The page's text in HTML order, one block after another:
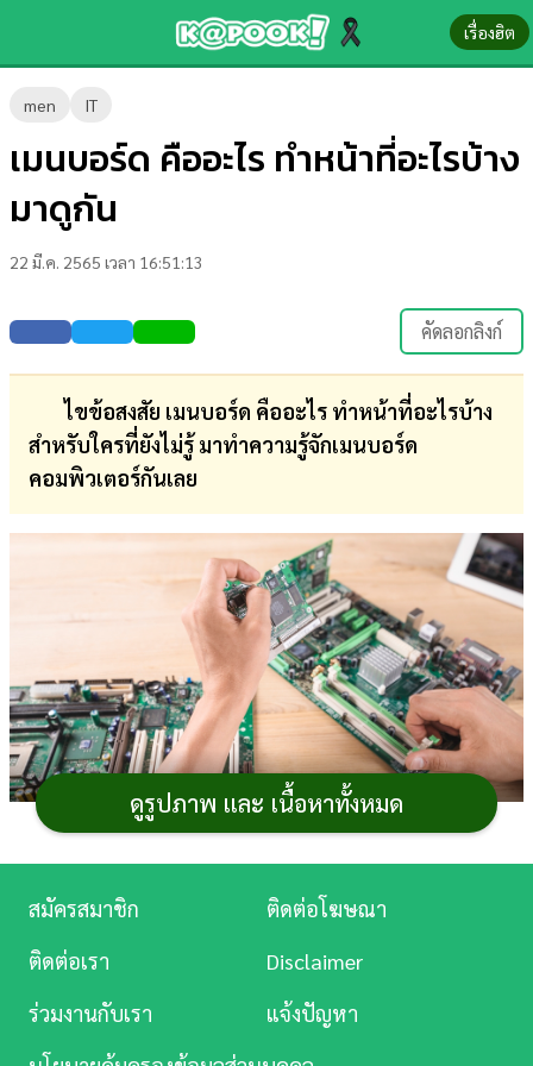
เรื่องฮิต
men IT
เมนบอร์ด คืออะไร ทำหน้าที่อะไรบ้าง
มาดูกัน
22 มี.ค. 2565 เวลา 16:51:13
คัดลอกลิงก์
ไขข้อสงสัย เมนบอร์ด คืออะไร ทำหน้าที่อะไรบ้าง
สำหรับใครที่ยังไม่รู้ มาทำความรู้จักเมนบอร์ด
คอมพิวเตอร์กันเลย
หลายคนอาจจะเคยได้ยินคำว่า “เมนเบอร์ด” อยู่หลาย
ครั้ง โดยเฉพาะในวงการคอมพิวเตอร์ บ้างก็อาจเคยเห็นวาง
อะไรบ้าง ดังนั้นวันนี้เราจะพาไปทำความรู้จักกับสิ่งนี้กัน
บอกเลยว่าไม่ต้องมีความรู้เรื่องคอมพิวเตอร์มาก ก็สามารถ
ทำความเข้าใจได้ไม่ยาก
ดูรูปภาพ และ เนื้อหาทั้งหมด
ข่าว-
ความ
รู้
ข่าว
บันเทิง
ตรวจ
หวย
ผล
บอล
สด
ศึกษา
บันเทิง
ดู
Music
สมัครสมาชิก
ติดต่อโฆษณา
ติดต่อเรา
Disclaimer
ร่วมงานกับเรา
แจ้งปัญหา